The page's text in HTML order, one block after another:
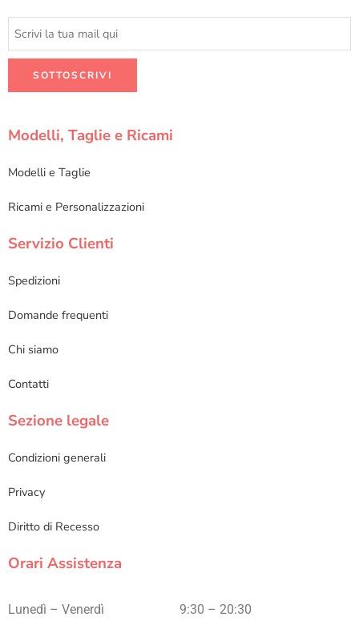
Modelli, Taglie e Ricami
Modelli e Taglie
Ricami e Personalizzazioni
Servizio Clienti
Spedizioni
Domande frequenti
Chi siamo
Contatti
Sezione legale
Condizioni generali
Privacy
Diritto di Recesso
Orari Assistenza
Lunedì – Venerdì 9:30 – 20:30